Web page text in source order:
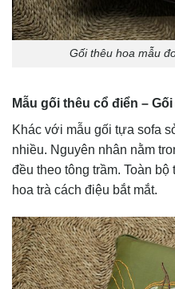
Gối thêu hoa mẫu
Mẫu gối thêu cổ điển –
Khác với mẫu gối tựa sofa
nhiều. Nguyên nhân nằm
đều theo tông trầm. Toàn
hoa trà cách điệu bắt mắt.